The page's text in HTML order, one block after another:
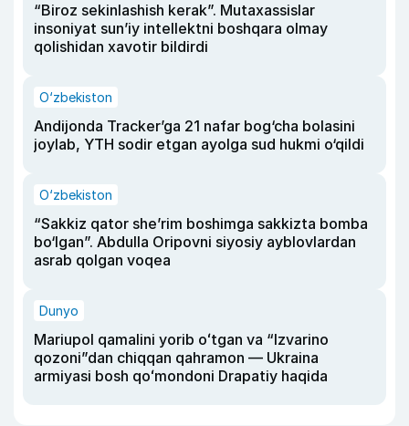
“Biroz sekinlashish kerak”. Mutaxassislar
insoniyat sun’iy intellektni boshqara olmay
qolishidan xavotir bildirdi
O‘zbekiston
Andijonda Tracker’ga 21 nafar bog‘cha bolasini
joylab, YTH sodir etgan ayolga sud hukmi o‘qildi
O‘zbekiston
“Sakkiz qator she’rim boshimga sakkizta bomba
bo‘lgan”. Abdulla Oripovni siyosiy ayblovlardan
asrab qolgan voqea
Dunyo
Mariupol qamalini yorib oʻtgan va “Izvarino
qozoni”dan chiqqan qahramon — Ukraina
armiyasi bosh qoʻmondoni Drapatiy haqida